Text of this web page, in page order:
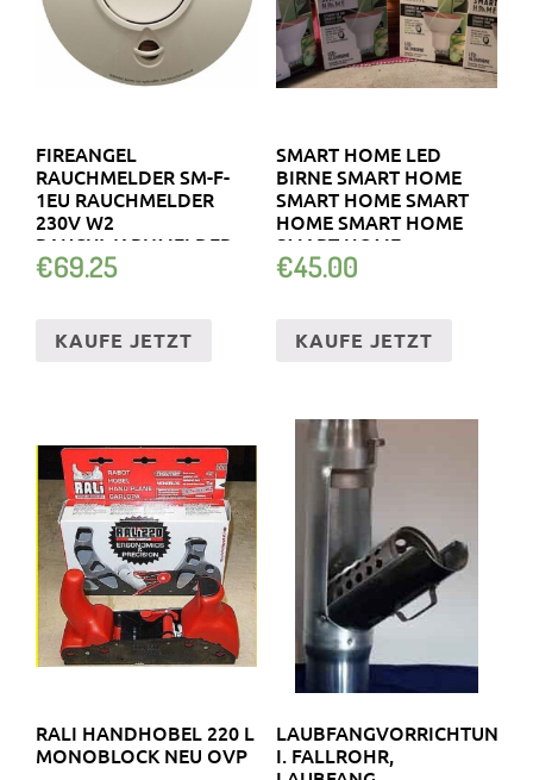
FIREANGEL
RAUCHMELDER SM-F-
1EU RAUCHMELDER
230V W2
RAUCHWARNMELDER
KABEL
€69.25
KAUFE JETZT
SMART HOME LED
BIRNE SMART HOME
SMART HOME SMART
HOME SMART HOME
SMART HOME
€45.00
KAUFE JETZT
RALI HANDHOBEL 220 L
MONOBLOCK NEU OVP
LAUBFANGVORRICHTUNG
I. FALLROHR,